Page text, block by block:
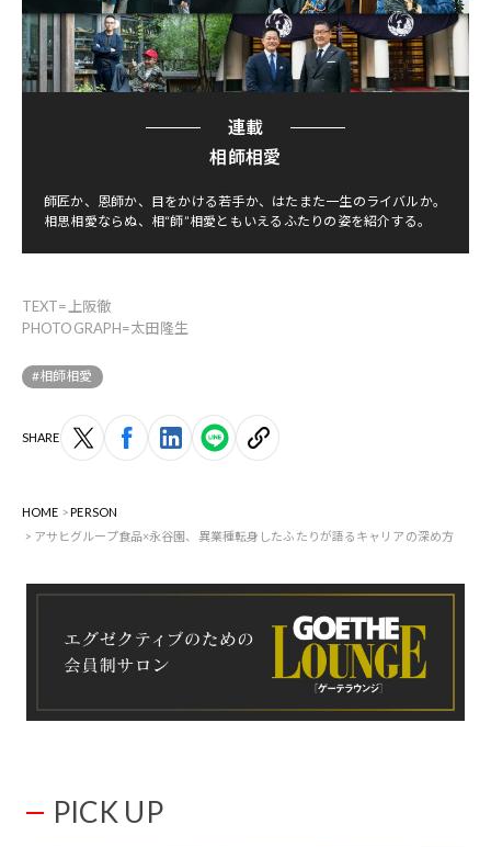
連載
相師相愛
師匠か、恩師か、目をかける若手か、はたまた一生のライバルか。
相思相愛ならぬ、相“師”相愛ともいえるふたりの姿を紹介する。
TEXT=上阪徹
PHOTOGRAPH=太田隆生
#相師相愛
SHARE
HOME
PERSON
アサヒグループ食品×永谷園、異業種転身したふたりが語るキャリアの深め方
PICK UP